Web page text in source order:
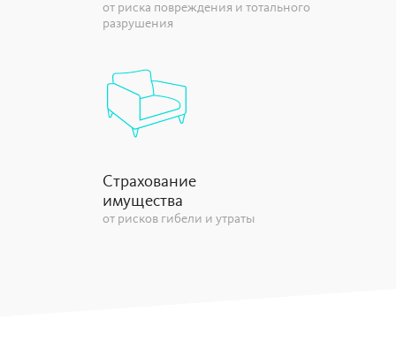
от риска повреждения и тотального
разрушения
Страхование
имущества
от рисков гибели и утраты